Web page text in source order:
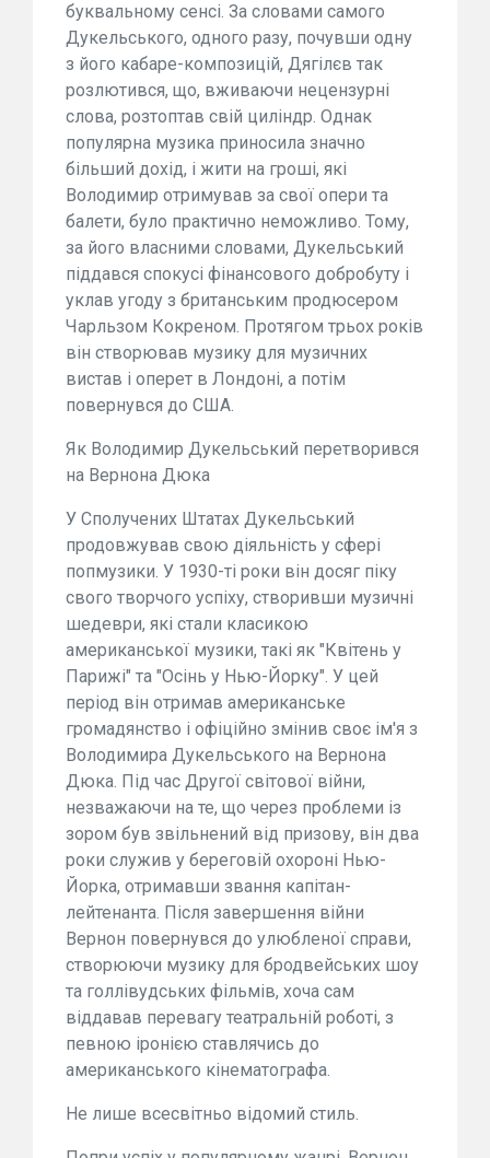
буквальному сенсі. За словами самого
Дукельського, одного разу, почувши одну
з його кабаре-композицій, Дягілєв так
розлютився, що, вживаючи нецензурні
слова, розтоптав свій циліндр. Однак
популярна музика приносила значно
більший дохід, і жити на гроші, які
Володимир отримував за свої опери та
балети, було практично неможливо. Тому,
за його власними словами, Дукельський
піддався спокусі фінансового добробуту і
уклав угоду з британським продюсером
Чарльзом Кокреном. Протягом трьох років
він створював музику для музичних
вистав і оперет в Лондоні, а потім
повернувся до США.
Як Володимир Дукельський перетворився
на Вернона Дюка
У Сполучених Штатах Дукельський
продовжував свою діяльність у сфері
попмузики. У 1930-ті роки він досяг піку
свого творчого успіху, створивши музичні
шедеври, які стали класикою
американської музики, такі як "Квітень у
Парижі" та "Осінь у Нью-Йорку". У цей
період він отримав американське
громадянство і офіційно змінив своє ім'я з
Володимира Дукельського на Вернона
Дюка. Під час Другої світової війни,
незважаючи на те, що через проблеми із
зором був звільнений від призову, він два
роки служив у береговій охороні Нью-
Йорка, отримавши звання капітан-
лейтенанта. Після завершення війни
Вернон повернувся до улюбленої справи,
створюючи музику для бродвейських шоу
та голлівудських фільмів, хоча сам
віддавав перевагу театральній роботі, з
певною іронією ставлячись до
американського кінематографа.
Не лише всесвітньо відомий стиль.